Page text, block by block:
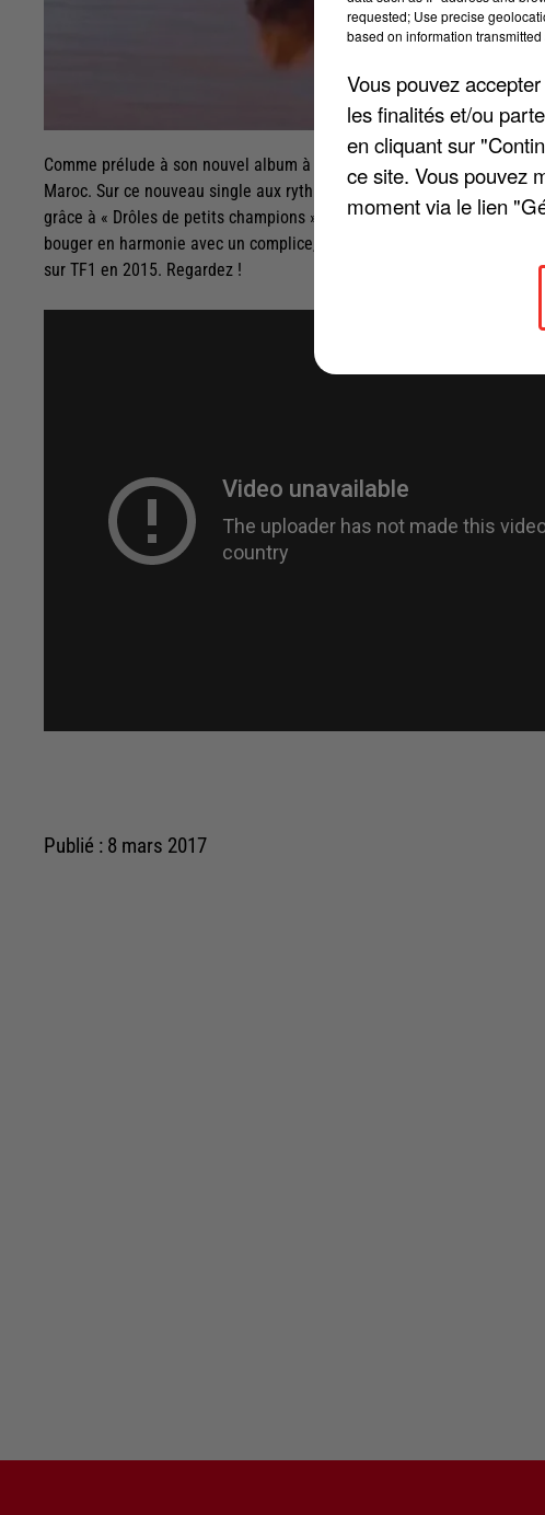
Comme prélude à son nouvel album à paraître au printemps
Maroc. Sur ce nouveau single aux rythmes pop égayées de notes de
grâce à « Drôles de petits champions » chante et danse devant des
bouger en harmonie avec un complice, un moyen de nous rappeler
sur TF1 en 2015. Regardez !
Publié : 8 mars 2017
requested; Use precise
based on information transmitted
Vous pouvez
les finalités et/ou
en cliquant sur
ce site. Vous pouvez
moment via le lien